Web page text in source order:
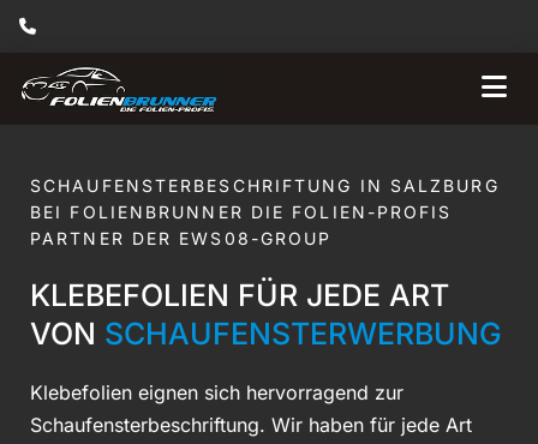

SCHAUFENSTERBESCHRIFTUNG IN SALZBURG
BEI FOLIENBRUNNER DIE FOLIEN-PROFIS
PARTNER DER EWS08-GROUP
KLEBEFOLIEN FÜR JEDE ART
VON SCHAUFENSTERWERBUNG
Klebefolien eignen sich hervorragend zur
Schaufensterbeschriftung. Wir haben für jede Art